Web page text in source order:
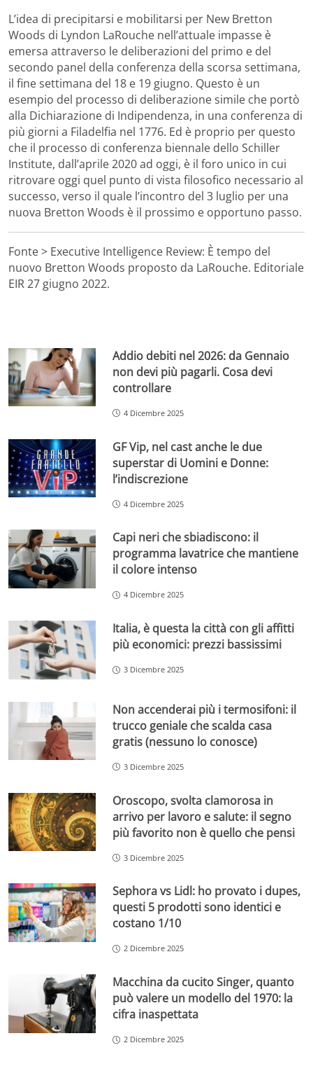
L’idea di precipitarsi e mobilitarsi per New Bretton
Woods di Lyndon LaRouche nell’attuale impasse è
emersa attraverso le deliberazioni del primo e del
secondo panel della conferenza della scorsa settimana,
il fine settimana del 18 e 19 giugno. Questo è un
esempio del processo di deliberazione simile che portò
alla Dichiarazione di Indipendenza, in una conferenza di
più giorni a Filadelfia nel 1776. Ed è proprio per questo
che il processo di conferenza biennale dello Schiller
Institute, dall’aprile 2020 ad oggi, è il foro unico in cui
ritrovare oggi quel punto di vista filosofico necessario al
successo, verso il quale l’incontro del 3 luglio per una
nuova Bretton Woods è il prossimo e opportuno passo.
Fonte > Executive Intelligence Review: È tempo del
nuovo Bretton Woods proposto da LaRouche. Editoriale
EIR 27 giugno 2022.
Addio debiti nel 2026: da Gennaio
non devi più pagarli. Cosa devi
controllare
4 Dicembre 2025
GF Vip, nel cast anche le due
superstar di Uomini e Donne:
l’indiscrezione
4 Dicembre 2025
Capi neri che sbiadiscono: il
programma lavatrice che mantiene
il colore intenso
4 Dicembre 2025
Italia, è questa la città con gli affitti
più economici: prezzi bassissimi
3 Dicembre 2025
Non accenderai più i termosifoni: il
trucco geniale che scalda casa
gratis (nessuno lo conosce)
3 Dicembre 2025
Oroscopo, svolta clamorosa in
arrivo per lavoro e salute: il segno
più favorito non è quello che pensi
3 Dicembre 2025
Sephora vs Lidl: ho provato i dupes,
questi 5 prodotti sono identici e
costano 1/10
2 Dicembre 2025
Macchina da cucito Singer, quanto
può valere un modello del 1970: la
cifra inaspettata
2 Dicembre 2025